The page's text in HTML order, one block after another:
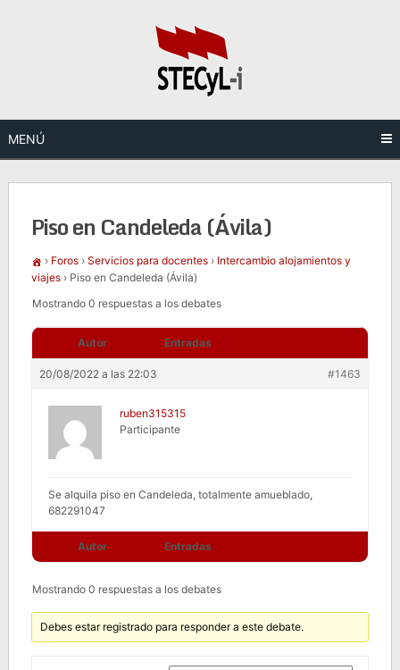
MENÚ
Piso en Candeleda (Ávila)
› Foros › Servicios para docentes › Intercambio alojamientos y
viajes › Piso en Candeleda (Ávila)
Mostrando 0 respuestas a los debates
Autor Entradas
20/08/2022 a las 22:03 #1463
ruben315315
Participante
Se alquila piso en Candeleda, totalmente amueblado,
682291047
Autor Entradas
Mostrando 0 respuestas a los debates
Debes estar registrado para responder a este debate.